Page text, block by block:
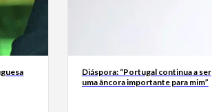
Diáspora: “Portugal continua a ser
uma âncora importante para mim”